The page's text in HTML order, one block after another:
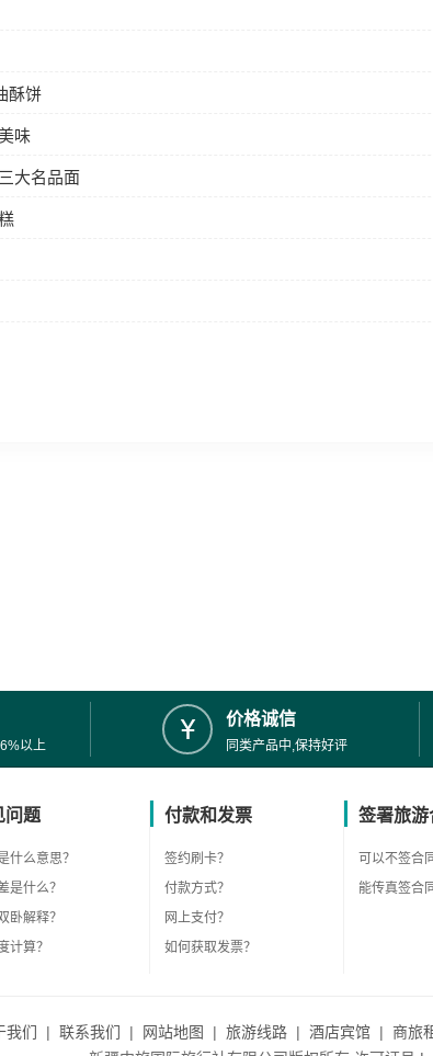
酥饼
味
大名品面
以上
价格诚信
同类产品中,保持好评
问题
什么意思？
是什么？
卧解释？
计算？
付款和发票
签约刷卡？
付款方式？
网上支付？
如何获取发票？
签署旅游
可以不签合
能传真签合
我们 | 联系我们 | 网站地图 | 旅游线路 | 酒店宾馆 | 商旅